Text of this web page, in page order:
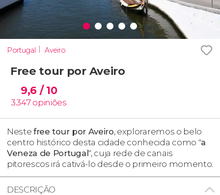
Portugal Aveiro
Free tour por Aveiro
9,6 / 10
3.347 opiniões
Nestefree tour por Aveiro, exploraremos o belo
centro histórico desta cidade conhecida como "a
Veneza de Portugal", cuja rede de canais
pitorescos irá cativá-lo desde o primeiro momento.
DESCRIÇÃO